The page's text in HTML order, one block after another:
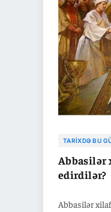
TARIXDƏ BU
Abbasilər
edirdilər?
Abbasilər